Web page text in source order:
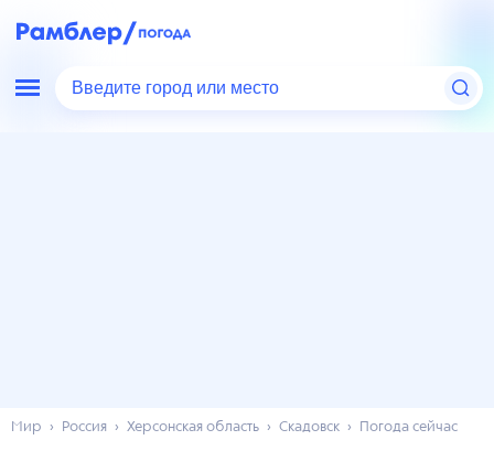
Введите город или место
Мир Россия Херсонская область Скадовск Погода сейчас